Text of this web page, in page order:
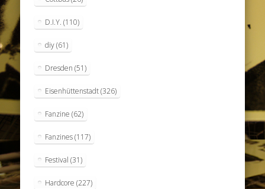
D.I.Y. (110)
diy(61)
Dresden (51)
Eisenhüttenstadt(326)
Fanzine (62)
Fanzines(117)
Festival (31)
Hardcore (227)